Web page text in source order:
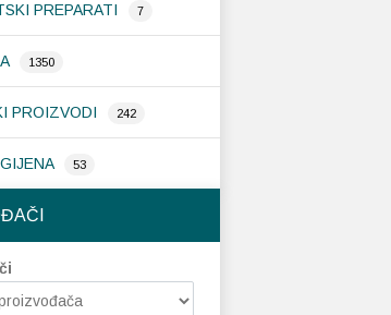
PREPARATI 7
1350
PROIZVODI 242
53